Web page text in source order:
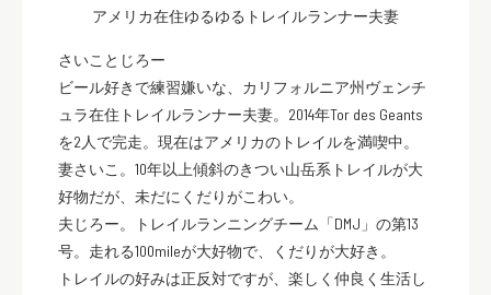
アメリカ在住ゆるゆるトレイルランナー夫妻
さいことじろー
ビール好きで練習嫌いな、カリフォルニア州ヴェンチ
ュラ在住トレイルランナー夫妻。2014年Tor des Geants
を2人で完走。現在はアメリカのトレイルを満喫中。
妻さいこ。10年以上傾斜のきつい山岳系トレイルが大
好物だが、未だにくだりがこわい。
夫じろー。トレイルランニングチーム「DMJ」の第13
号。走れる100mileが大好物で、くだりが大好き。
トレイルの好みは正反対ですが、楽しく仲良く生活し